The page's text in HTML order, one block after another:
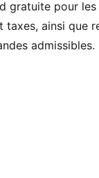
ET
est
recyclés.
gratuite pour
taxes, ainsi que
admissibles.